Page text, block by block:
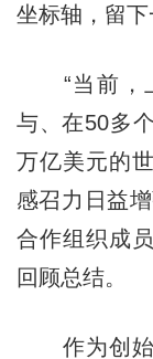
坐标轴，留下
“当前，上
与、在50多
万亿美元的
感召力日益
合作组织成
回顾总结。
作为创始